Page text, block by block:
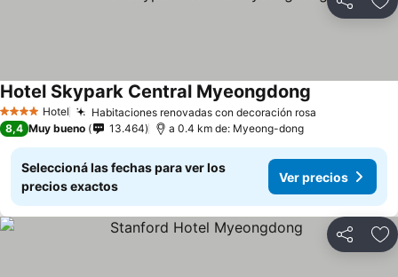
Compartir
4 EstrellasHotel Habitaciones renovadas con decoración rosa
Hotel Skypark Central Myeongdong
8,4 Muy bueno 13.464 a 0.4 km de: Myeong-dong
Seleccioná las fechas para ver los
precios exactos
Ver precios
Compartir